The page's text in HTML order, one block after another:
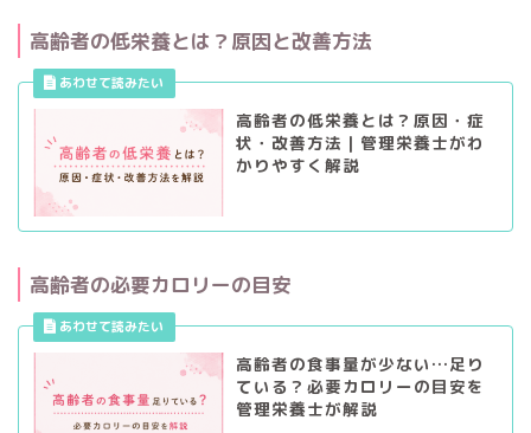
高齢者の低栄養とは？原因と改善方法
高齢者の低栄養とは？原因・症
状・改善方法｜管理栄養士がわ
かりやすく解説
高齢者の必要カロリーの目安
高齢者の食事量が少ない…足り
ている？必要カロリーの目安を
管理栄養士が解説